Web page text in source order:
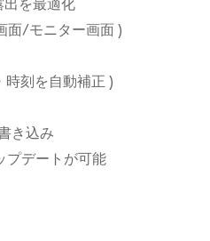
出を最適化
面/モニター画面 )
時刻を自動補正 )
き込み
プデートが可能